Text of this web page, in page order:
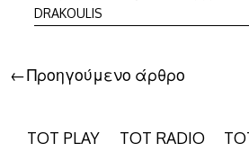
DRAKOULIS
Πλοήγηση
Προηγούμενο άρθρο
TOT PLAY
TOT RADIO